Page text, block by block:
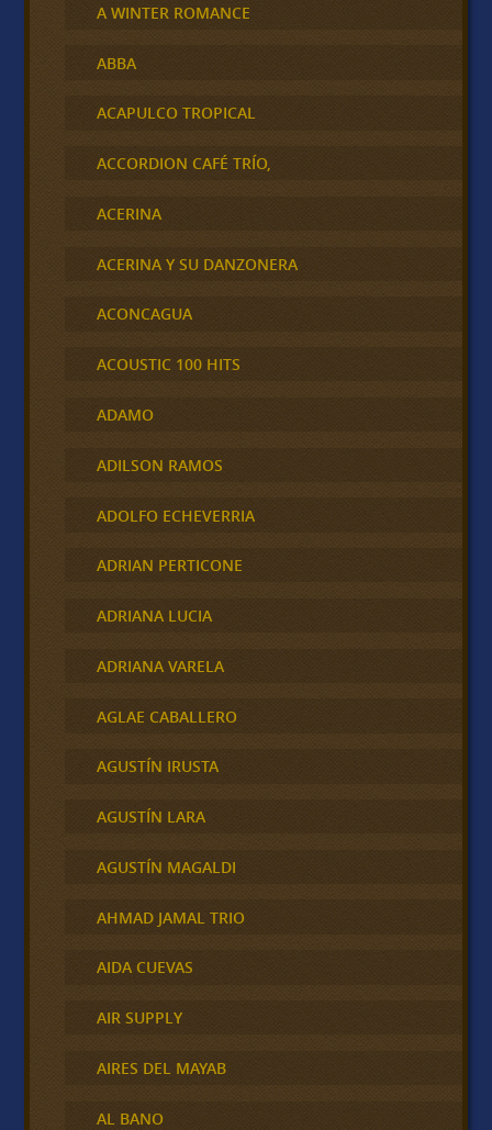
A WINTER ROMANCE
ABBA
ACAPULCO TROPICAL
ACCORDION CAFÉ TRÍO,
ACERINA
ACERINA Y SU DANZONERA
ACONCAGUA
ACOUSTIC 100 HITS
ADAMO
ADILSON RAMOS
ADOLFO ECHEVERRIA
ADRIAN PERTICONE
ADRIANA LUCIA
ADRIANA VARELA
AGLAE CABALLERO
AGUSTÍN IRUSTA
AGUSTÍN LARA
AGUSTÍN MAGALDI
AHMAD JAMAL TRIO
AIDA CUEVAS
AIR SUPPLY
AIRES DEL MAYAB
AL BANO